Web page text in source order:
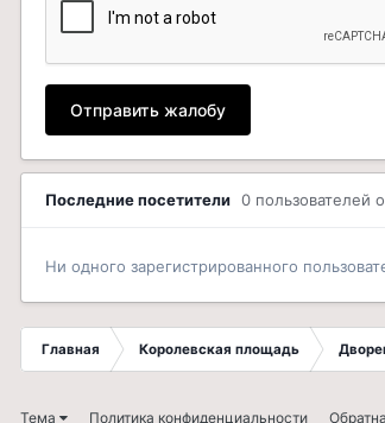
Отправить жалобу
Последние посетители 0 пользователей
Ни одного зарегистрированного
Главная Королевская площадь
Тема Политика конфиденциальности